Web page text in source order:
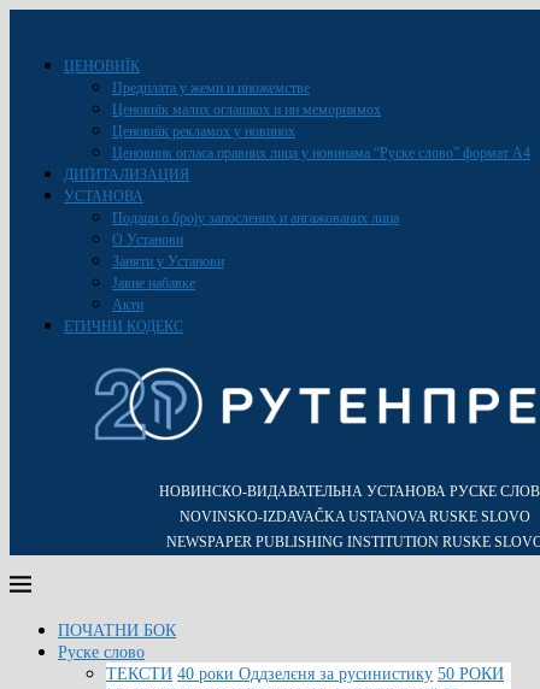
ЦЕНОВНЇК
Предплата у жеми и иножемстве
Ценовнїк малих оглашкох и ин мемориямох
Ценовнїк рекламох у новинох
Ценовник огласа правних лица у новинама “Руске слово” формат A4
ДИҐИТАЛИЗАЦИЯ
УСТАНОВА
Подаци о броју запослених и ангажованих лица
О Установи
Заняти у Установи
Јавне набавке
Акти
ЕТИЧНИ КОДЕКС
НОВИНСКО-ВИДАВАТЕЛЬНА УСТАНОВА РУСКЕ
NOVINSKO-IZDAVAČKA USTANOVA RUSKE SLOVO
NEWSPAPER PUBLISHING INSTITUTION RUSKE
ПОЧАТНИ БОК
Руске слово
ТЕКСТИ 40 роки Оддзелєня за русинистику 50 РОКИ